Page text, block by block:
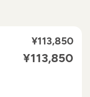
¥113,850
¥113,850